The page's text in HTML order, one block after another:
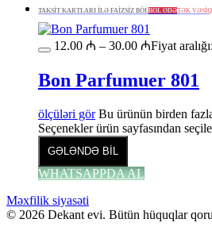
TAKSİT KARTLARI İLƏ FAİZSİZ BÖLBÖL ÖDƏTƏK
12.00 ₼ – 30.00 ₼Fiyat
Bon Parfumuer 801
ölçüləri gör Bu ürünün birden
Seçenekler ürün sayfasından
GƏLƏNDƏ BİL
WHATSAPPDA AL
Məxfilik siyasəti
© 2026 Dekant evi. Bütün hüquqlar